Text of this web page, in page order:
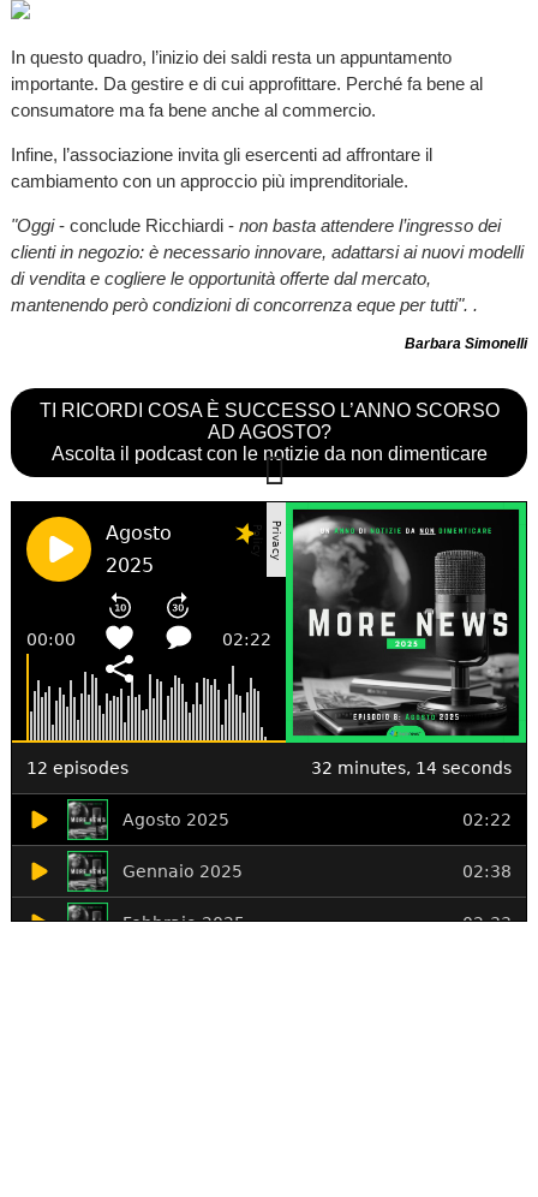
In questo quadro, l’inizio dei saldi resta un appuntamento
importante. Da gestire e di cui approfittare. Perché fa bene al
consumatore ma fa bene anche al commercio.
Infine, l’associazione invita gli esercenti ad affrontare il
cambiamento con un approccio più imprenditoriale.
"Oggi- conclude Ricchiardi - non basta attendere l’ingresso dei
clienti in negozio: è necessario innovare, adattarsi ai nuovi modelli
di vendita e cogliere le opportunità offerte dal mercato,
mantenendo però condizioni di concorrenza eque per tutti". .
Barbara Simonelli
TI RICORDI COSA È SUCCESSO L’ANNO SCORSO
AD AGOSTO?
Ascolta il podcast con le notizie da non dimenticare